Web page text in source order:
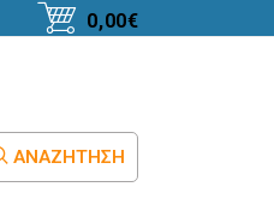
0,00€
ΑΝΑΖΉΤΗΣΗ